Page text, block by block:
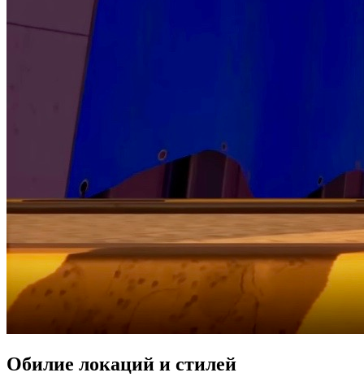
Обилие локаций и стилей